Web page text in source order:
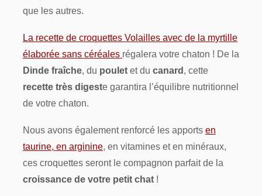
que les autres.
La recette de croquettes Volailles avec de la myrtille
élaborée sans céréales régalera votre chaton ! De la
Dinde fraîche, du poulet et du canard , cette
recette très digeste garantira l’équilibre nutritionnel
de votre chaton.
Nous avons également renforcé les apports en
taurine, en arginine, en vitamines et en minéraux,
ces croquettes seront le compagnon parfait de la
croissance de votre petit chat !